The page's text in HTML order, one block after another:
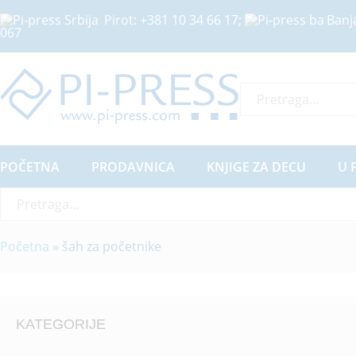
Pirot: +381 10 34 66 17;
067
POČETNA PRODAVNICA KNJIGE ZA DECU U
Početna » šah za početnike
KATEGORIJE